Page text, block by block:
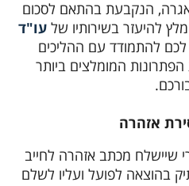
אגרה, הנקבעת בהתאם לסכום
להיעזר בשירותיו שלעו"ד
לכם להתמודד עם ההליכים
הפתרונות המומלצים ביותר
אזהרה
שיישלח מכתב אזהרה לחייב
בהוצאה לפועל ועליו לשלם